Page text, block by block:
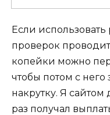
Если
проверок
копейки можно
чтобы потом с него
накрутку. Я
раз получал